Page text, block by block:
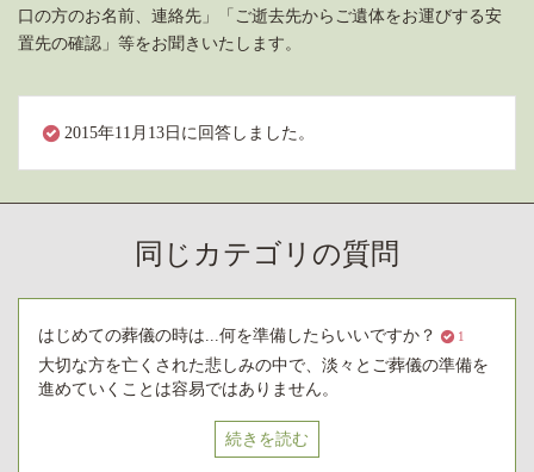
口の方のお名前、連絡先」「ご逝去先からご遺体をお運びする安
置先の確認」等をお聞きいたします。
2015年11月13日に回答しました。
同じカテゴリの質問
はじめての葬儀の時は...何を準備したらいいですか？ 1
大切な方を亡くされた悲しみの中で、淡々とご葬儀の準備を
進めていくことは容易ではありません。
続きを読む